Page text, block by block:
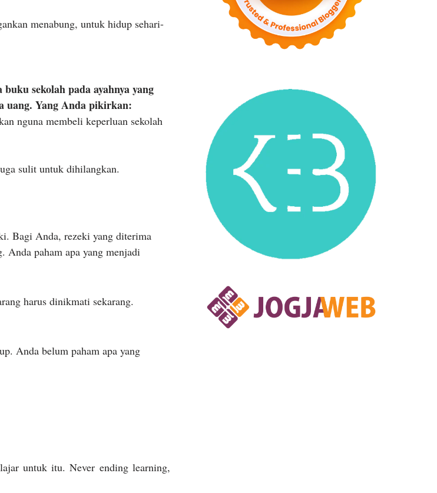
menabung, untuk hidup sehari-
sekolah pada ayahnya yang
uang. Yang Anda pikirkan:
nguna membeli keperluan sekolah
sulit untuk dihilangkan.
Bagi Anda, rezeki yang diterima
Anda paham apa yang menjadi
harus dinikmati sekarang.
Anda belum paham apa yang
untuk itu. Never ending learning,